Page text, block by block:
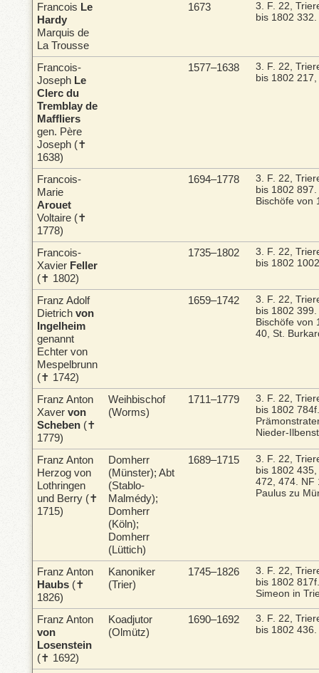
Francois Le
Hardy
Marquis de
La Trousse
1673
3. F. 22,
bis 1802 332.
Francois-
Joseph Le
Clerc du
Tremblay de
Maffliers
gen. Père
Joseph (✝
1638)
1577–1638
3. F. 22,
bis 1802 217,
Francois-
Marie
Arouet
Voltaire (✝
1778)
1694–1778
3. F. 22,
bis 1802 897.
Bischöfe von
Francois-
Xavier Feller
(✝ 1802)
1735–1802
3. F. 22,
bis 1802
Franz Adolf
Dietrich von
Ingelheim
genannt
Echter von
Mespelbrunn
(✝ 1742)
1659–1742
3. F. 22,
bis 1802 399.
Bischöfe von
40, St.
Franz Anton
Xaver von
Scheben (✝
1779)
Weihbischof
(Worms)
1711–1779
3. F. 22,
bis 1802
Nieder-
Franz Anton
Herzog von
Lothringen
und Berry (✝
1715)
Domherr
(Münster); Abt
(Stablo-
Malmédy);
Domherr
(Köln);
Domherr
(Lüttich)
1689–1715
3. F. 22,
bis 1802 435,
472, 474. NF
Paulus zu
Franz Anton
Haubs (✝
1826)
Kanoniker
(Trier)
1745–1826
3. F. 22,
bis 1802
Simeon in
Franz Anton
von
Losenstein
(✝ 1692)
Koadjutor
(Olmütz)
1690–1692
3. F. 22,
bis 1802 436.